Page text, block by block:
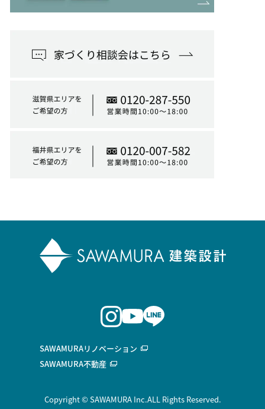
SAWAMURAリノベーション
SAWAMURA不動産
Copyright © SAWAMURA Inc.ALL Rights Reserved.